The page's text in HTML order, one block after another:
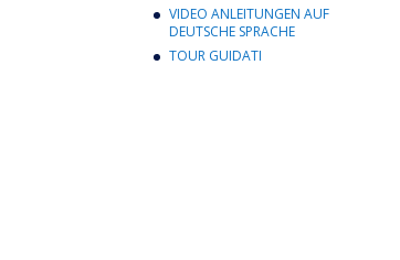
VIDEO ANLEITUNGEN AUF
DEUTSCHE SPRACHE
TOUR GUIDATI